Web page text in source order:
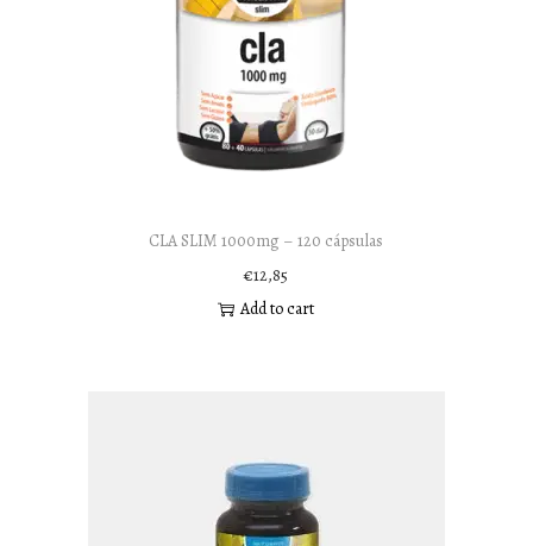
CLA SLIM 1000mg – 120 cápsulas
€12,85
Add to cart